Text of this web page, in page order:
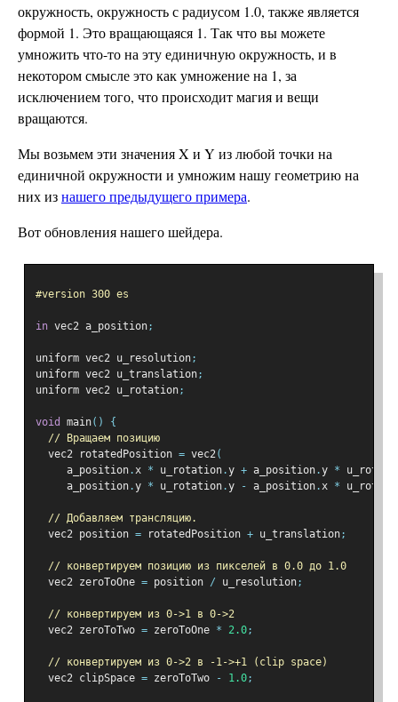
окружность, окружность с радиусом 1.0, также является
формой 1. Это вращающаяся 1. Так что вы можете
умножить что-то на эту единичную окружность, и в
некотором смысле это как умножение на 1, за
исключением того, что происходит магия и вещи
вращаются.
Мы возьмем эти значения X и Y из любой точки на
единичной окружности и умножим нашу геометрию на
них изнашего предыдущего примера.
Вот обновления нашего шейдера.
#version 300 es
in vec2 a_position;
uniform vec2 u_resolution;
uniform vec2 u_translation;
uniform vec2 u_rotation;
void main()
{
// Вращаем позицию
  vec2 rotatedPosition
= vec2(
     a_position
.x * u_rotation.y + a_position.y *
     a_position
.y * u_rotation.y - a_position.x *
// Добавляем трансляцию.
  vec2 position
= rotatedPosition + u_translation;
// конвертируем позицию из пикселей в 0.0 до 1.0
  vec2 zeroToOne
= position / u_resolution;
// конвертируем из 0->1 в 0->2
  vec2 zeroToTwo
= zeroToOne * 2.0;
// конвертируем из 0->2 в -1->+1 (clip space)
  vec2 clipSpace
= zeroToTwo - 1.0;